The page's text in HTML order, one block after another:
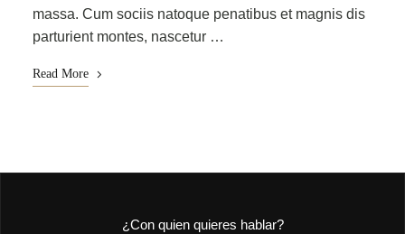
massa. Cum sociis natoque penatibus et magnis dis
parturient montes, nascetur …
Read More
¿Con quien quieres hablar?